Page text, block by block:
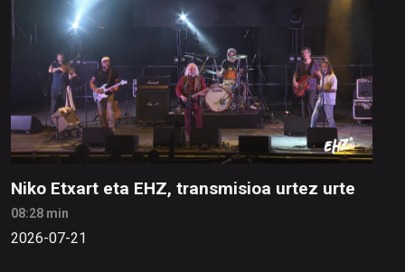
Niko Etxart eta EHZ, transmisioa urtez urte
08:28 min
2026-07-21